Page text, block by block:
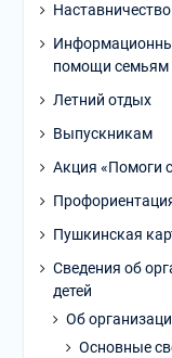
Наставничество
помощи семьям
Летний отдых
Выпускникам
Акция «Помоги
Пушкинская
Сведения об
детей
Об
Основные